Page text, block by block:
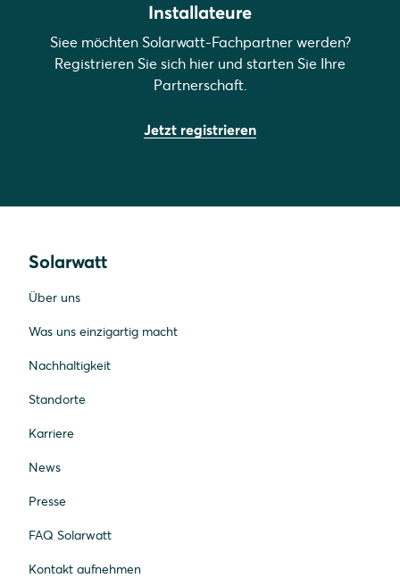
Installateure
Siee möchten Solarwatt-Fachpartner werden?
Registrieren Sie sich hier und starten Sie Ihre
Partnerschaft.
Jetzt registrieren
Solarwatt
Über uns
Was uns einzigartig macht
Nachhaltigkeit
Standorte
Karriere
News
Presse
FAQ Solarwatt
Kontakt aufnehmen